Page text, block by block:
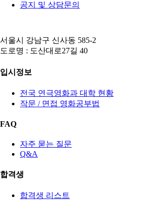
공지 및 상담문의
서울시 강남구 신사동 585-2
도로명 : 도산대로27길 40
입시정보
전국 연극영화과 대학 현황
작문 / 면접 영화공부법
FAQ
자주 묻는 질문
Q&A
합격생
합격생 리스트